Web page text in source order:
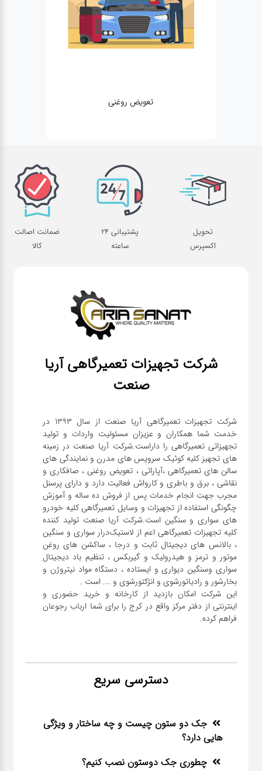
تعویض روغنی
تحویل
اکسپرس
پشتیبانی 24
ساعته
ضمانت اصالت
کالا
شرکت تجهیزات تعمیرگاهی آریا
صنعت
شرکت تجهیزات تعمیرگاهی آریا صنعت از سال ۱۳۹۳ در
خدمت شما همکاران و عزیزان مسئولیت واردات و تولید
تجهیزاتی تعمیرگاهی را داراست.شرکت آریا صنعت در زمینه
های تجهیز کلیه کوئیک سرویس های مدرن و نمایندگی های
سالن های تعمیرگاهی ،آپاراتی ، تعویض روغنی ، صافکاری و
نقاشی ، برق و باطری و کارواش فعالیت دارد و دارای پرسنل
مجرب جهت انجام خدمات پس از فروش ده ساله و آموزش
چگونگی استفاده از تجهیزات و وسایل تعمیرگاهی کلیه خودرو
های سواری و سنگین است.شرکت آریا صنعت تولید کننده
کلیه تجهیزات تعمیرگاهی اعم از لاستیک‌درار سواری و ‌سنگین
، بالانس های دیجیتال ثابت و درجا ، ساکشن های روغن
موتور و ترمز و هیدرولیک و گیربکس ، تنظیم باد دیجیتال
سواری و‌سنگین دیواری و ایستاده ، دستگاه مواد نیتروژن و
این شرکت امکان بازدید از کارخانه و خرید حضوری و
اینترنتی از دفتر مرکز واقع در کرج را برای شما ارباب رجوعان
فراهم کرده.
دسترسی سریع
جک دو ستون چیست و چه ساختار و ویژگی
هایی دارد؟
چطوری جک دوستون نصب کنیم؟